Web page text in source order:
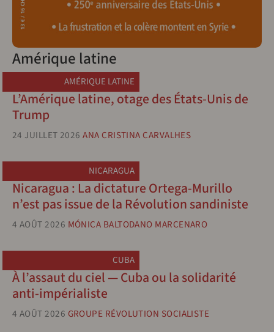
Amérique latine
AMÉRIQUE LATINE
L’Amérique latine, otage des États-Unis de
Trump
24 JUILLET 2026 ANA CRISTINA CARVALHES
NICARAGUA
Nicaragua : La dictature Ortega-Murillo
n’est pas issue de la Révolution sandiniste
4 AOÛT 2026 MÓNICA BALTODANO MARCENARO
CUBA
À l’assaut du ciel — Cuba ou la solidarité
anti-impérialiste
4 AOÛT 2026 GROUPE RÉVOLUTION SOCIALISTE